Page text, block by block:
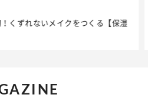
くずれないメイクをつくる【保湿